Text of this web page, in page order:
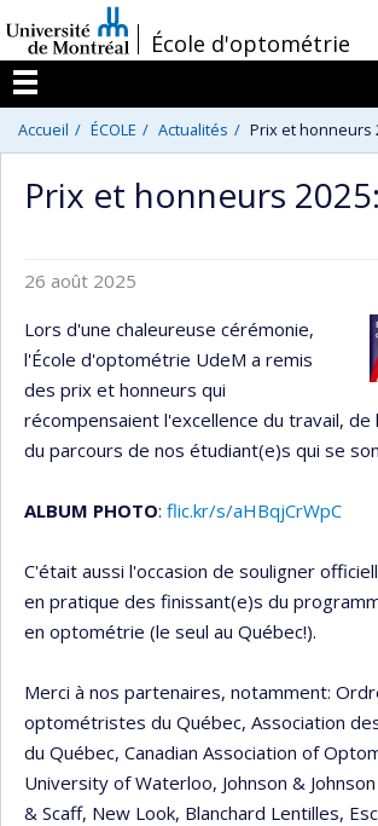
au
contenu
/École d'optométrie
Menu
Accueil ÉCOLE Actualités Prix et honneurs
Prix et honneurs
26 août 2025
Lors d'une chaleureuse cérémonie,
l'École d'optométrie UdeM a remis
des prix et honneurs qui
récompensaient l'excellence du travail, de
du parcours de nos étudiant(e)s qui se
ALBUM PHOTO: flic.kr/s/aHBqjCrWpC
C'était aussi l'occasion de souligner
en pratique des finissant(e)s du
en optométrie (le seul au Québec!).
Merci à nos partenaires, notamment:
optométristes du Québec, Association
du Québec, Canadian Association of
University of Waterloo, Johnson &
& Scaff, New Look, Blanchard Lentilles,